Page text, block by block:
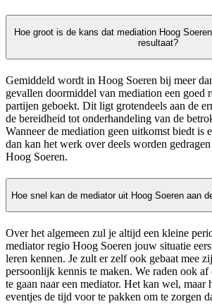
Hoe groot is de kans dat mediation Hoog
resultaat?
Gemiddeld wordt in Hoog Soeren bij meer
gevallen doormiddel van mediation een goed
partijen geboekt. Dit ligt grotendeels aan de
de bereidheid tot onderhandeling van de
Wanneer de mediation geen uitkomst biedt is
dan kan het werk over deels worden
Hoog Soeren.
Hoe snel kan de mediator uit Hoog Soeren aan
Over het algemeen zul je altijd een kleine
mediator regio Hoog Soeren jouw situatie
leren kennen. Je zult er zelf ook gebaat mee
persoonlijk kennis te maken. We raden ook af
te gaan naar een mediator. Het kan wel, maar
eventjes de tijd voor te pakken om te zorgen